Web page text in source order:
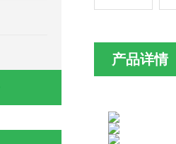
产品详情